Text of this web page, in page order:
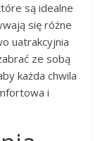
są idealne
się różne
uatrakcyjnia
ze sobą
każda chwila
i